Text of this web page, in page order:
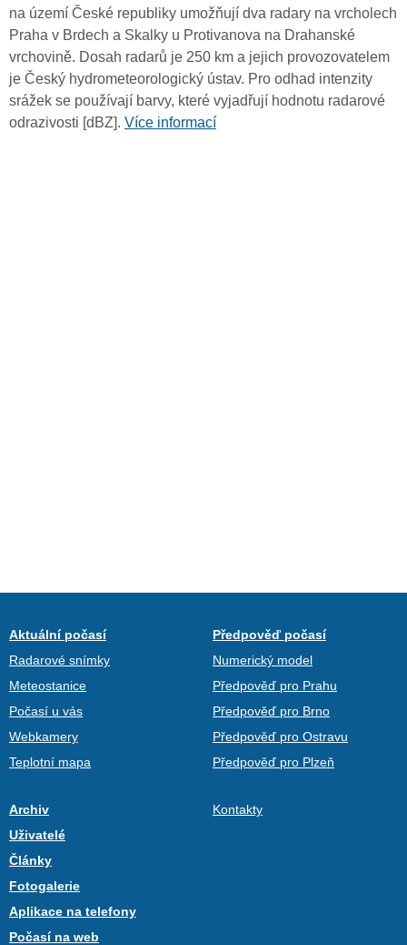
na území České republiky umožňují dva radary na vrcholech
Praha v Brdech a Skalky u Protivanova na Drahanské
vrchovině. Dosah radarů je 250 km a jejich provozovatelem
je Český hydrometeorologický ústav. Pro odhad intenzity
srážek se používají barvy, které vyjadřují hodnotu radarové
odrazivosti [dBZ]. Více informací
Aktuální počasí
Radarové snímky
Meteostanice
Počasí u vás
Webkamery
Teplotní mapa
Předpověď počasí
Numerický model
Předpověď pro Prahu
Předpověď pro Brno
Předpověď pro Ostravu
Předpověď pro Plzeň
Archiv
Uživatelé
Články
Fotogalerie
Aplikace na telefony
Počasí na web
Kontakty